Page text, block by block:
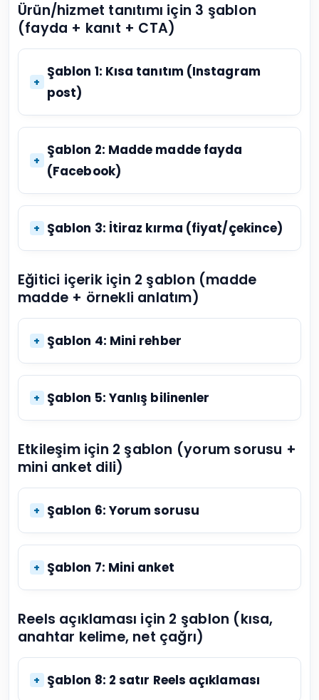
Ürün/hizmet tanıtımı için 3 şablon
(fayda + kanıt + CTA)
Şablon 1: Kısa tanıtım (Instagram
post)
Şablon 2: Madde madde fayda
(Facebook)
Şablon 3: İtiraz kırma (fiyat/çekince)
Eğitici içerik için 2 şablon (madde
madde + örnekli anlatım)
Şablon 4: Mini rehber
Şablon 5: Yanlış bilinenler
Etkileşim için 2 şablon (yorum sorusu +
mini anket dili)
Şablon 6: Yorum sorusu
Şablon 7: Mini anket
Reels açıklaması için 2 şablon (kısa,
anahtar kelime, net çağrı)
Şablon 8: 2 satır Reels açıklaması